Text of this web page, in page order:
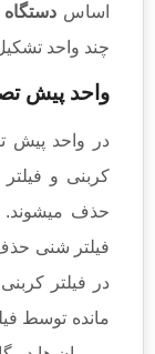
اساس دستگاه
چند واحد
واحد پیش
در واحد پیش
کربنی و
حذف میشوند.
فیلتر شنی
در فیلتر
مانده توسط